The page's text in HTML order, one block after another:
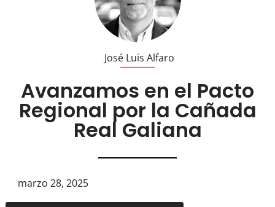
José Luis Alfaro
Avanzamos en el Pacto
Regional por la Cañada
Real Galiana
marzo 28, 2025